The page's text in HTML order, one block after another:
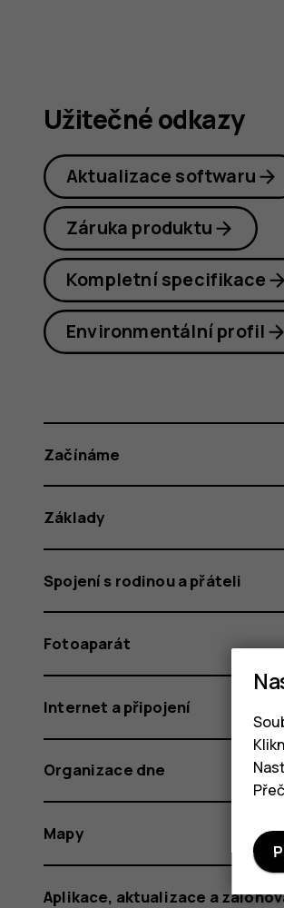
Užitečné odkazy
Aktualizace softwaru
Záruka produktu
Kompletní specifikace
Environmentální profil
Začínáme
Základy
Spojení s rodinou a přáteli
Fotoaparát
Internet a připojení
Organizace dne
Mapy
Aplikace, aktualizace a